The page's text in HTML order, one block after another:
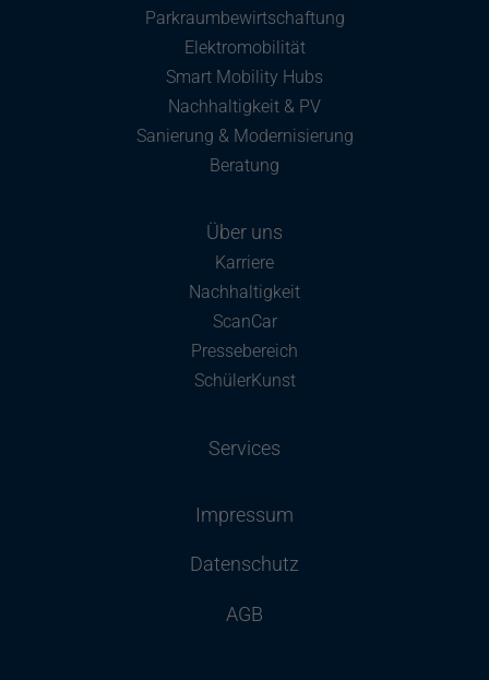
Parkraumbewirtschaftung
Elektromobilität
Smart Mobility Hubs
Nachhaltigkeit & PV
Sanierung & Modernisierung
Beratung
Über uns
Karriere
Nachhaltigkeit
ScanCar
Pressebereich
SchülerKunst
Services
Impressum
Datenschutz
AGB